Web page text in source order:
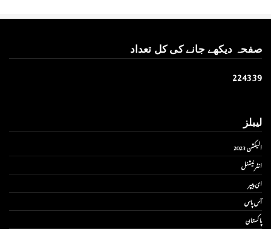
صفحہ دیکھے جانے کی کل تعداد
224339
لیبلز
الیکشن 2023
انٹر نیشنل
ای پیپر
آس پاس
پاکستان